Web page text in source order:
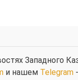
Западного
и нашем Telegram-